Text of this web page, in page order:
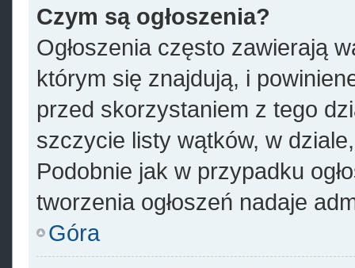
Czym są ogłoszenia?
Ogłoszenia często zawierają
którym się znajdują, i
przed skorzystaniem z tego
szczycie listy wątków, w
Podobnie jak w przypadku
tworzenia ogłoszeń nadaje
Góra